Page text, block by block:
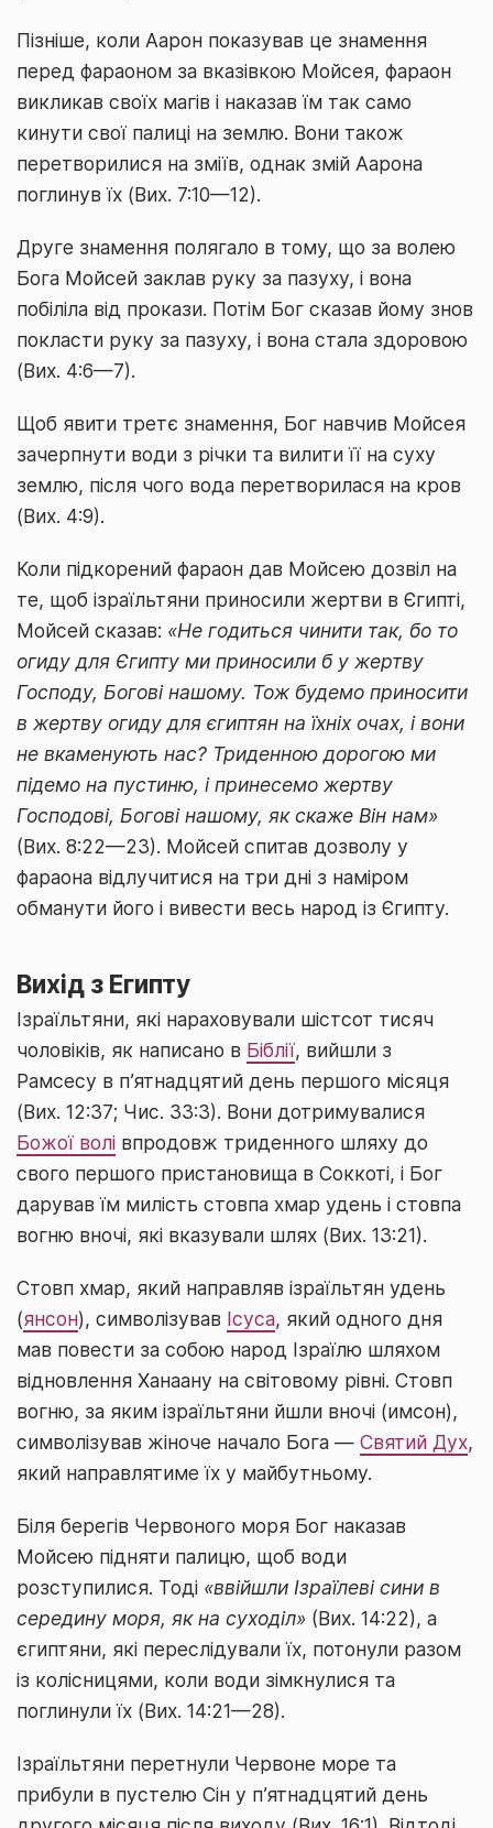
Пізніше, коли Аарон показував це знамення
перед фараоном за вказівкою Мойсея, фараон
викликав своїх магів і наказав їм так само
кинути свої палиці на землю. Вони також
перетворилися на зміїв, однак змій Аарона
поглинув їх (Вих. 7:10—12).
Друге знамення полягало в тому, що за волею
Бога Мойсей заклав руку за пазуху, і вона
побіліла від прокази. Потім Бог сказав йому знов
покласти руку за пазуху, і вона стала здоровою
(Вих. 4:6—7).
Щоб явити третє знамення, Бог навчив Мойсея
зачерпнути води з річки та вилити її на суху
землю, після чого вода перетворилася на кров
(Вих. 4:9).
Коли підкорений фараон дав Мойсею дозвіл на
те, щоб ізраїльтяни приносили жертви в Єгипті,
Мойсей сказав: «Не годиться чинити так, бо то
огиду для Єгипту ми приносили б у жертву
Господу, Богові нашому. Тож будемо приносити
в жертву огиду для єгиптян на їхніх очах, і вони
не вкаменують нас? Триденною дорогою ми
підемо на пустиню, і принесемо жертву
Господові, Богові нашому, як скаже Він нам»
(Вих. 8:22—23). Мойсей спитав дозволу у
фараона відлучитися на три дні з наміром
обманути його і вивести весь народ із Єгипту.
Вихід з Египту
Ізраїльтяни, які нараховували шістсот тисяч
чоловіків, як написано в Біблії, вийшли з
Рамсесу в п’ятнадцятий день першого місяця
(Вих. 12:37; Чис. 33:3). Вони дотримувалися
Божої волі впродовж триденного шляху до
свого першого пристановища в Соккоті, і Бог
дарував їм милість стовпа хмар удень і стовпа
вогню вночі, які вказували шлях (Вих. 13:21).
Стовп хмар, який направляв ізраїльтян удень
(янсон), символізував Ісуса, який одного дня
мав повести за собою народ Ізраїлю шляхом
відновлення Ханаану на світовому рівні. Стовп
вогню, за яким ізраїльтяни йшли вночі (имсон),
символізував жіноче начало Бога — Святий Дух,
який направлятиме їх у майбутньому.
Біля берегів Червоного моря Бог наказав
Мойсею підняти палицю, щоб води
розступилися. Тоді «ввійшли Ізраїлеві сини в
середину моря, як на суходіл» (Вих. 14:22), а
єгиптяни, які переслідували їх, потонули разом
із колісницями, коли води зімкнулися та
поглинули їх (Вих. 14:21—28).
Ізраїльтяни перетнули Червоне море та
прибули в пустелю Сін у п’ятнадцятий день